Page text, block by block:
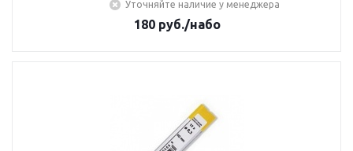
Уточняйте наличие у менеджера
180руб./набо